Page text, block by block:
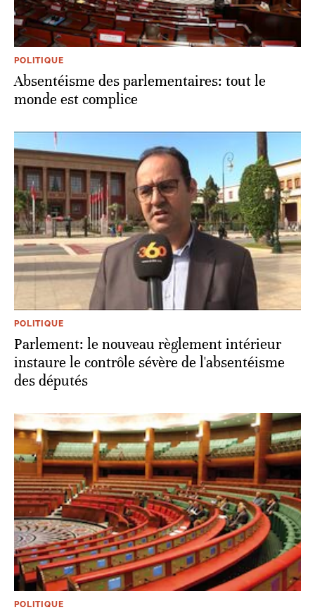
POLITIQUE
Absentéisme des parlementaires: tout le
monde est complice
POLITIQUE
Parlement: le nouveau règlement intérieur
instaure le contrôle sévère de l'absentéisme
des députés
POLITIQUE